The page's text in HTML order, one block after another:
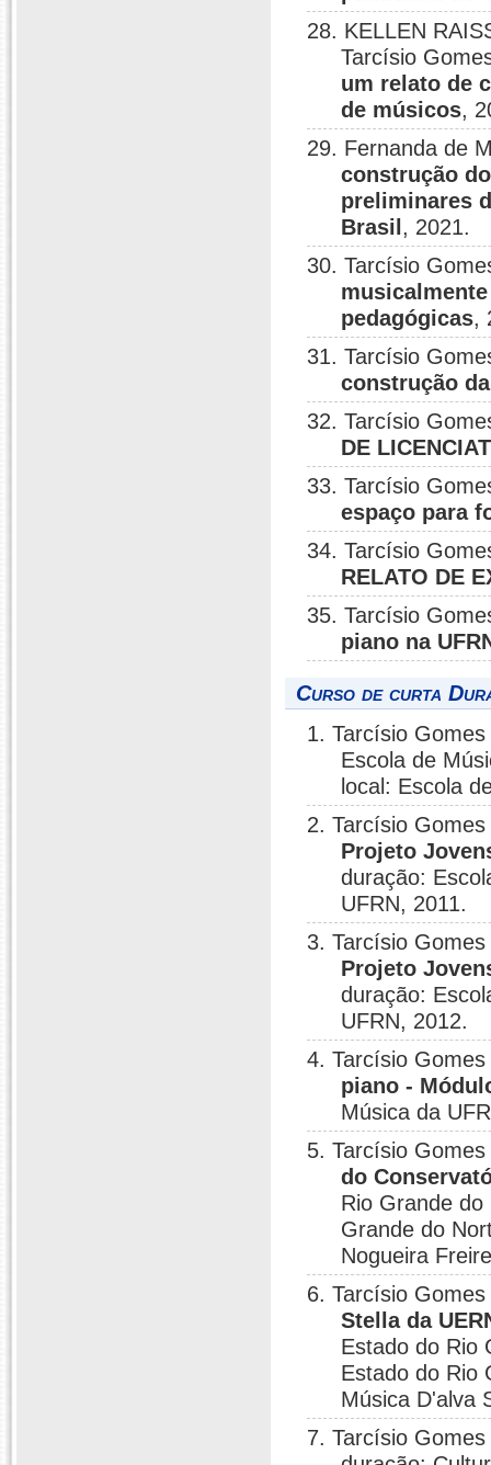
28. KELLEN
Tarcísio
um relato de
de músicos,
29. Fernanda de
construção
preliminares
Brasil , 2021.
30. Tarcísio
pedagógicas,
31. Tarcísio
construção
32. Tarcísio
DE
33. Tarcísio
espaço para
34. Tarcísio
RELATO DE
35. Tarcísio
piano na
Curso de curta
1. Tarcísio
Escola de
local: Escola
2. Tarcísio
Projeto
duração:
UFRN, 2011.
3. Tarcísio
Projeto
duração:
UFRN, 2012.
4. Tarcísio
piano -
Música da
5. Tarcísio
do
Rio Grande
Grande do
Nogueira
6. Tarcísio
Stella da
Estado do Rio
Estado do Rio
Música D'alva
7. Tarcísio